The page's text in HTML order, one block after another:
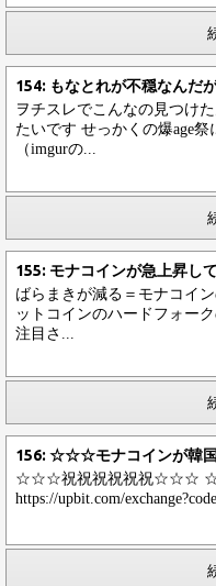
154: もなとれが不穏なんだ
ヲチスレでこんなの見つけ
たいです せっかくの爆age
（imgurの...
155: モナコインが急上昇し
ばらまきが減る＝モナコイ
ットコインのハードフォー
注目さ...
156: ☆☆☆モナコインが
☆☆☆祝祝祝祝祝祝☆☆☆
https://upbit.com/